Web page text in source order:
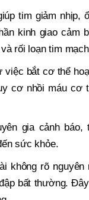
tim giảm nhịp,
kinh giao cảm
rối loạn tim
bắt cơ thể
cơ nhồi máu cơ
gia cảnh báo,
sức khỏe.
không rõ
bất thường.